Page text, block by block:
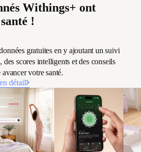
Withings+ ont
!
gratuites en y ajoutant un suivi
scores intelligents et des conseils
votre santé.
détail